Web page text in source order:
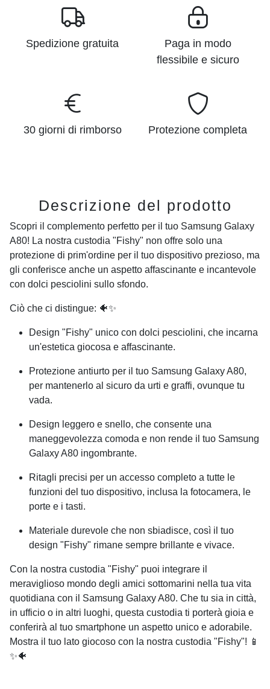
Spedizione gratuita
Paga in modo
flessibile e sicuro
30 giorni di rimborso Protezione completa
Descrizione del prodotto
Scopri il complemento perfetto per il tuo Samsung Galaxy
A80! La nostra custodia "Fishy" non offre solo una
protezione di prim'ordine per il tuo dispositivo prezioso, ma
gli conferisce anche un aspetto affascinante e incantevole
con dolci pesciolini sullo sfondo.
Ciò che ci distingue: 🐠✨
Design "Fishy" unico con dolci pesciolini, che incarna
un'estetica giocosa e affascinante.
Protezione antiurto per il tuo Samsung Galaxy A80,
per mantenerlo al sicuro da urti e graffi, ovunque tu
vada.
Design leggero e snello, che consente una
maneggevolezza comoda e non rende il tuo Samsung
Galaxy A80 ingombrante.
Ritagli precisi per un accesso completo a tutte le
funzioni del tuo dispositivo, inclusa la fotocamera, le
porte e i tasti.
Materiale durevole che non sbiadisce, così il tuo
design "Fishy" rimane sempre brillante e vivace.
Con la nostra custodia "Fishy" puoi integrare il
meraviglioso mondo degli amici sottomarini nella tua vita
quotidiana con il Samsung Galaxy A80. Che tu sia in città,
in ufficio o in altri luoghi, questa custodia ti porterà gioia e
conferirà al tuo smartphone un aspetto unico e adorabile.
Mostra il tuo lato giocoso con la nostra custodia "Fishy"! 📱
✨🐠